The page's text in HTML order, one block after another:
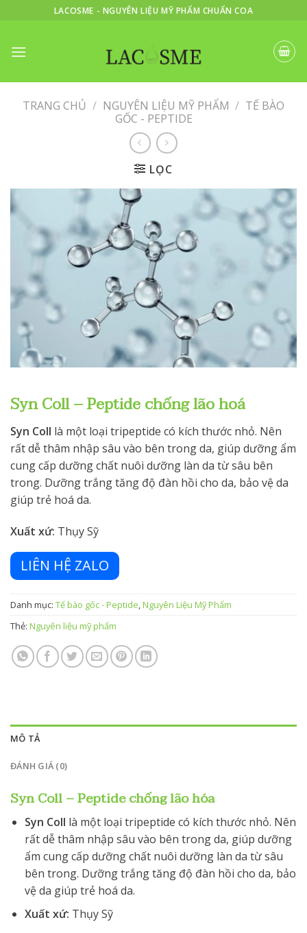
LACOSME - NGUYÊN LIỆU MỸ PHẨM CHUẨN COA
TRANG CHỦ / NGUYÊN LIỆU MỸ PHẨM / TẾ BÀO
GỐC - PEPTIDE
LỌC
Syn Coll – Peptide chống lão hoá
Syn Coll là một loại tripeptide có kích thước nhỏ. Nên
rất dễ thâm nhập sâu vào bên trong da, giúp dưỡng ẩm
cung cấp dưỡng chất nuôi dưỡng làn da từ sâu bên
trong. Dưỡng trắng tăng độ đàn hồi cho da, bảo vệ da
giúp trẻ hoá da.
Xuất xứ: Thụy Sỹ
LIÊN HỆ ZALO
Danh mục: Tế bào gốc - Peptide,Nguyên Liệu Mỹ Phẩm
Thẻ: Nguyên liệu mỹ phẩm
MÔ TẢ
ĐÁNH GIÁ (0)
Syn Coll – Peptide chống lão hóa
Syn Coll là một loại tripeptide có kích thước nhỏ. Nên
rất dễ thâm nhập sâu vào bên trong da, giúp dưỡng
ẩm cung cấp dưỡng chất nuôi dưỡng làn da từ sâu
bên trong. Dưỡng trắng tăng độ đàn hồi cho da, bảo
vệ da giúp trẻ hoá da.
Xuất xứ: Thụy Sỹ